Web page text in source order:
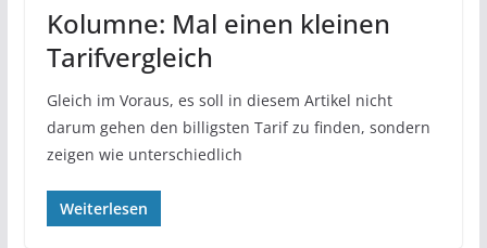
Kolumne: Mal einen kleinen
Tarifvergleich
Gleich im Voraus, es soll in diesem Artikel nicht
darum gehen den billigsten Tarif zu finden, sondern
zeigen wie unterschiedlich
Weiterlesen